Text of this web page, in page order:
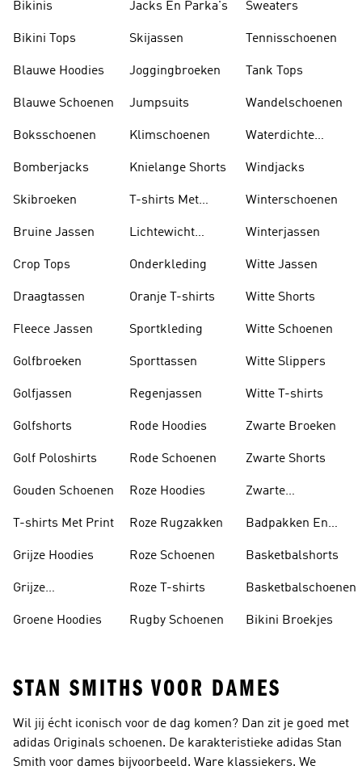
Bikinis
Bikini Tops
Blauwe Hoodies
Blauwe Schoenen
Boksschoenen
Bomberjacks
Skibroeken
Bruine Jassen
Crop Tops
Draagtassen
Fleece Jassen
Golfbroeken
Golfjassen
Golfshorts
Golf Poloshirts
Gouden Schoenen
T-shirts Met Print
Grijze Hoodies
Grijze
Groene Hoodies
Jacks En Parka's
Skijassen
Joggingbroeken
Jumpsuits
Klimschoenen
Knielange Shorts
T-shirts Met
Lichtewicht
Onderkleding
Oranje T-shirts
Sportkleding
Sporttassen
Regenjassen
Rode Hoodies
Rode Schoenen
Roze Hoodies
Roze Rugzakken
Roze Schoenen
Roze T-shirts
Rugby Schoenen
Sweaters
Tennisschoenen
Tank Tops
Wandelschoenen
Waterdichte
Windjacks
Winterschoenen
Winterjassen
Witte Jassen
Witte Shorts
Witte Schoenen
Witte Slippers
Witte T-shirts
Zwarte Broeken
Zwarte Shorts
Zwarte
Badpakken En
Basketbalshorts
Basketbalschoenen
Bikini Broekjes
STAN SMITHS VOOR DAMES
Wil jij écht iconisch voor de dag komen? Dan zit je goed met
adidas Originals schoenen. De karakteristieke adidas Stan
Smith voor dames bijvoorbeeld. Ware klassiekers. We